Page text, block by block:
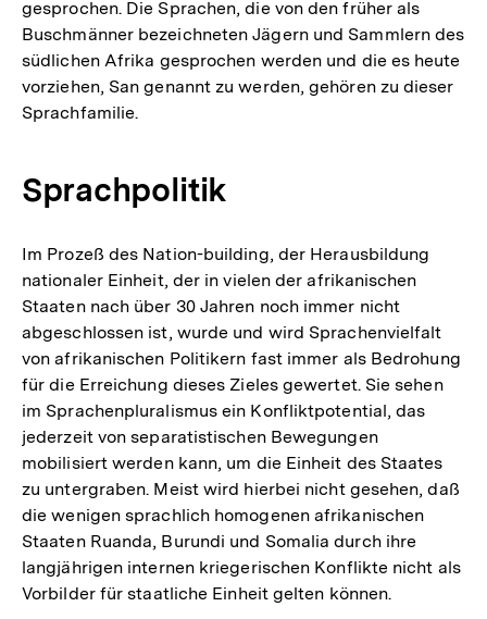
gesprochen. Die Sprachen, die von den früher als
Buschmänner bezeichneten Jägern und Sammlern des
südlichen Afrika gesprochen werden und die es heute
vorziehen, San genannt zu werden, gehören zu dieser
Sprachfamilie.
Sprachpolitik
Im Prozeß des Nation-building, der Herausbildung
nationaler Einheit, der in vielen der afrikanischen
Staaten nach über 30 Jahren noch immer nicht
abgeschlossen ist, wurde und wird Sprachenvielfalt
von afrikanischen Politikern fast immer als Bedrohung
für die Erreichung dieses Zieles gewertet. Sie sehen
im Sprachenpluralismus ein Konfliktpotential, das
jederzeit von separatistischen Bewegungen
mobilisiert werden kann, um die Einheit des Staates
zu untergraben. Meist wird hierbei nicht gesehen, daß
die wenigen sprachlich homogenen afrikanischen
Staaten Ruanda, Burundi und Somalia durch ihre
langjährigen internen kriegerischen Konflikte nicht als
Vorbilder für staatliche Einheit gelten können.